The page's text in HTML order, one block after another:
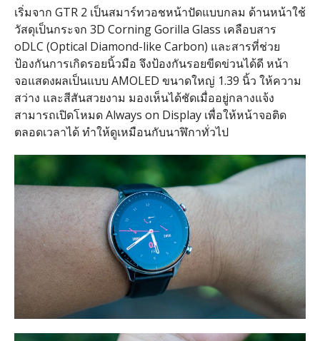
เริ่มจาก GTR 2 เป็นสมาร์ทวอชหน้าปัดแบบกลม ด้านหน้าใช้
วัสดุเป็นกระจก 3D Corning Gorilla Glass เคลือบสาร
oDLC (Optical Diamond-like Carbon) และสารที่ช่วย
ป้องกันการเกิดรอยนิ้วมือ จึงป้องกันรอยขีดข่วนได้ดี หน้า
จอแสดงผลเป็นแบบ AMOLED ขนาดใหญ่ 1.39 นิ้ว ให้ความ
สว่าง และสีสันสวยงาม มองเห็นได้ชัดเมื่ออยู่กลางแจ้ง
สามารถเปิดโหมด Always on Display เพื่อให้หน้าจอติด
ตลอดเวลาได้ ทำให้ดูเหมือนกับนาฬิกาทั่วไป